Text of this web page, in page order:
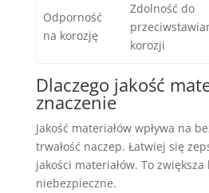
Odporność
na korozję
Zdolność do
korozji
Dlaczego jakość
znaczenie
Jakość materiałów wpływa na
trwałość naczep. Łatwiej się
jakości materiałów. To
niebezpieczne.